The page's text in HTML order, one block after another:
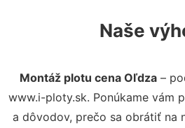
Naše
Montáž plotu cena Oľdza –
www.i-ploty.sk. Ponúkame vám
a dôvodov, prečo sa obrátiť na